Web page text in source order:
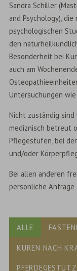
Sandra Schiller
and Psychology),
psychologischen
den
Besonderheit bei
auch am
Untersuchungen
Nicht zuständig
mediznisch betreut
Pflegestufen, bei
und/oder
Bei allen anderen
persönliche Anfrage
ALLE
KUREN NACH